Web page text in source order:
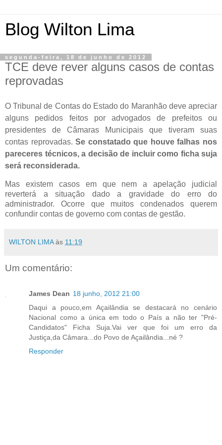
Blog Wilton Lima
segunda-feira, 18 de junho de 2012
TCE deve rever alguns casos de contas
reprovadas
O Tribunal de Contas do Estado do Maranhão deve apreciar
alguns pedidos feitos por advogados de prefeitos ou
presidentes de Câmaras Municipais que tiveram suas
contas reprovadas.Se constatado que houve falhas nos
pareceres técnicos, a decisão de incluir como ficha suja
será reconsiderada.
Mas existem casos em que nem a apelação judicial
reverterá a situação dado a gravidade do erro do
administrador. Ocorre que muitos condenados querem
confundir contas de governo com contas de gestão.
WILTON LIMA às 11:19
Um comentário:
James Dean 18 junho, 2012 21:00
Daqui a pouco,em Açailândia se destacará no cenário
Nacional como a única em todo o País a não ter "Pré-
Candidatos" Ficha Suja.Vai ver que foi um erro da
Justiça,da Câmara...do Povo de Açailândia...né ?
Responder